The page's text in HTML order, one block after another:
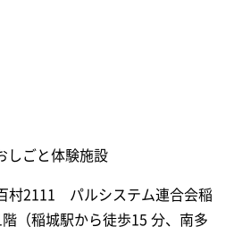
しごと体験施設
村2111 パルシステム連合会稲
（稲城駅から徒歩15 分、南多